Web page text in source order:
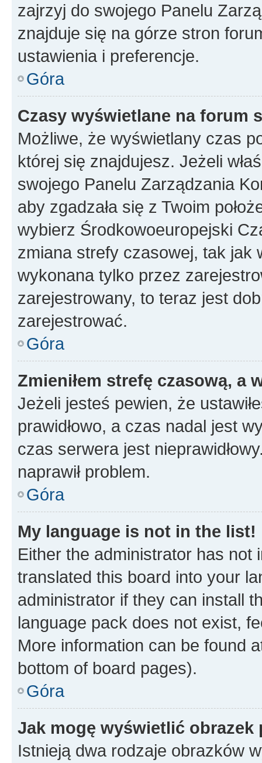
zajrzyj do swojego Panelu
znajduje się na górze stron
ustawienia i preferencje.
Góra
Czasy wyświetlane na forum
Możliwe, że wyświetlany czas
której się znajdujesz. Jeżeli
swojego Panelu Zarządzania
aby zgadzała się z Twoim
wybierz Środkowoeuropejski
zmiana strefy czasowej, tak jak
wykonana tylko przez
zarejestrowany, to teraz jest
zarejestrować.
Góra
Zmieniłem strefę czasową, a
Jeżeli jesteś pewien, że
prawidłowo, a czas nadal jest
czas serwera jest
naprawił problem.
Góra
My language is not in the list!
Either the administrator has not
translated this board into your
administrator if they can install
language pack does not exist,
More information can be found
bottom of board pages).
Góra
Jak mogę wyświetlić
Istnieją dwa rodzaje obrazków